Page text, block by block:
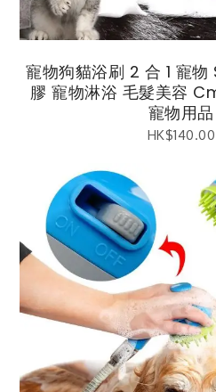
寵物狗貓浴刷 2 合 1 寵物
膠 寵物淋浴 毛髮美容
寵物用品
HK$140.00